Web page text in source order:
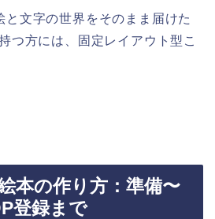
と文字の世界をそのまま届けた
つ方には、固定レイアウト型こ
本の作り方：準備〜
登録まで